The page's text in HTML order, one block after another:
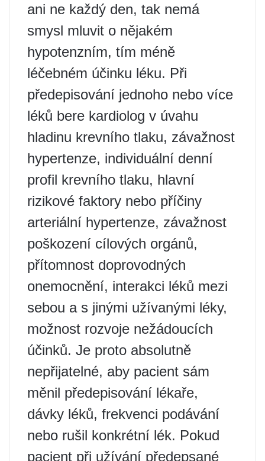
ani ne každý den, tak nemá
smysl mluvit o nějakém
hypotenzním, tím méně
léčebném účinku léku. Při
předepisování jednoho nebo více
léků bere kardiolog v úvahu
hladinu krevního tlaku, závažnost
hypertenze, individuální denní
profil krevního tlaku, hlavní
rizikové faktory nebo příčiny
arteriální hypertenze, závažnost
poškození cílových orgánů,
přítomnost doprovodných
onemocnění, interakci léků mezi
sebou a s jinými užívanými léky,
možnost rozvoje nežádoucích
účinků. Je proto absolutně
nepřijatelné, aby pacient sám
měnil předepisování lékaře,
dávky léků, frekvenci podávání
nebo rušil konkrétní lék. Pokud
pacient při užívání předepsané